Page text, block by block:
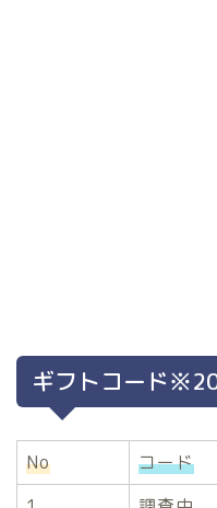
ギフトコード
No コード